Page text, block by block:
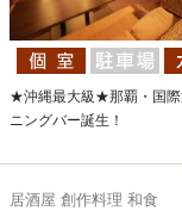
★沖縄最大級★那覇・国際
ニングバー誕生！
居酒屋 創作料理 和食